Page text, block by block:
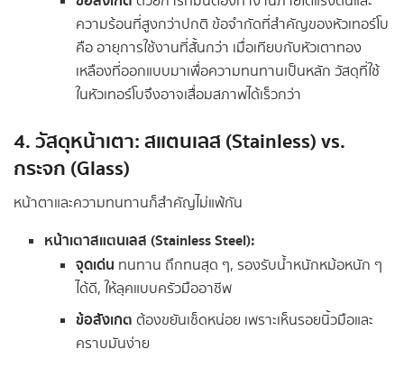
ความร้อนที่สูงกว่าปกติ ข้อจำกัดที่สำคัญของหัวเทอร์โบ
คือ อายุการใช้งานที่สั้นกว่า เมื่อเทียบกับหัวเตาทอง
เหลืองที่ออกแบบมาเพื่อความทนทานเป็นหลัก วัสดุที่ใช้
ในหัวเทอร์โบจึงอาจเสื่อมสภาพได้เร็วกว่า
4. วัสดุหน้าเตา: สแตนเลส (Stainless) vs.
กระจก (Glass)
หน้าตาและความทนทานก็สำคัญไม่แพ้กัน
หน้าเตาสแตนเลส (Stainless Steel):
จุดเด่น ทนทาน ถึกทนสุด ๆ, รองรับน้ำหนักหม้อหนัก ๆ
ได้ดี, ให้ลุคแบบครัวมืออาชีพ
ข้อสังเกต ต้องขยันเช็ดหน่อย เพราะเห็นรอยนิ้วมือและ
คราบมันง่าย